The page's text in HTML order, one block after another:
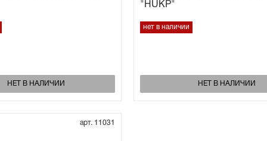
НЕТ В НАЛИЧИИ
"HUKP"
нет в наличии
НЕТ В НАЛИЧИИ
арт. 11031